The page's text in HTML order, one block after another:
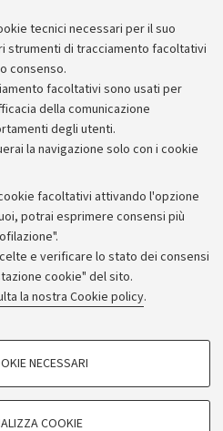
tecnici necessari per il suo
strumenti di tracciamento facoltativi
consenso.
facoltativi sono usati per
della comunicazione
degli utenti.
la navigazione solo con i cookie
facoltativi attivando l'opzione
potrai esprimere consensi più
e verificare lo stato dei consensi
cookie" del sito.
la nostra Cookie policy.
FACOLTATIVI
NECESSARI
COOKIE
community
strategico
e 5x1000
e concorsi
online
trasparente
notifica
sito e accessibilità
di accessibilità
e note legali
Cookie